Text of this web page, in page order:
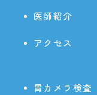
医師紹介
アクセス
胃カメラ検査